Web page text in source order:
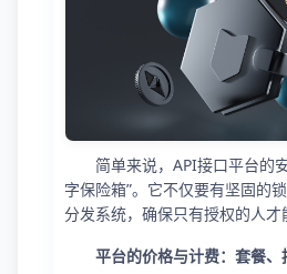
简单来说，API接口平台的
字保险箱”。它不仅要有坚固的
分发系统，确保只有授权的人才
平台的价格与计费：套餐